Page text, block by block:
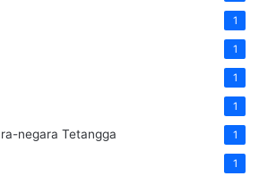
1
1
1
1
negara Tetangga 1
1